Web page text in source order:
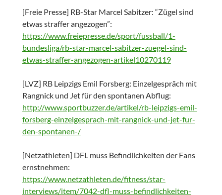
[Freie Presse] RB-Star Marcel Sabitzer: “Zügel sind
etwas straffer angezogen”:
https://www.freiepresse.de/sport/fussball/1-
bundesliga/rb-star-marcel-sabitzer-zuegel-sind-
etwas-straffer-angezogen-artikel10270119
[LVZ] RB Leipzigs Emil Forsberg: Einzelgespräch mit
Rangnick und Jet für den spontanen Abflug:
http://www.sportbuzzer.de/artikel/rb-leipzigs-emil-
forsberg-einzelgesprach-mit-rangnick-und-jet-fur-
den-spontanen-/
[Netzathleten] DFL muss Befindlichkeiten der Fans
ernstnehmen:
https://www.netzathleten.de/fitness/star-
interviews/item/7042-dfl-muss-befindlichkeiten-